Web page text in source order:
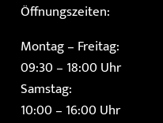
Öffnungszeiten:
Montag – Freitag:
09:30 – 18:00 Uhr
Samstag:
10:00 – 16:00 Uhr